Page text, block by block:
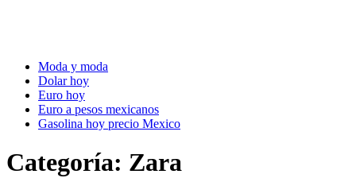
Moda y moda
Dolar hoy
Euro hoy
Euro a pesos mexicanos
Gasolina hoy precio Mexico
Categoría: Zara